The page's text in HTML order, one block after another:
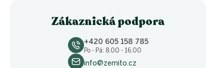
Zákaznická podpora
+420 605 158 785
Po - Pá: 8.00 - 16.00
info@zemito.cz